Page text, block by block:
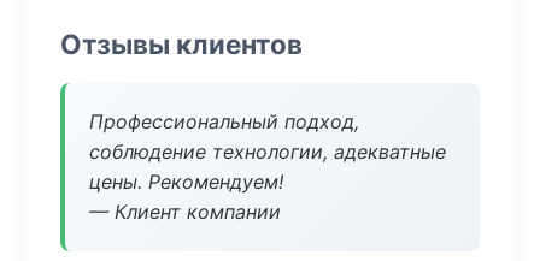
Отзывы клиентов
Профессиональный подход,
соблюдение технологии, адекватные
цены. Рекомендуем!
— Клиент компании